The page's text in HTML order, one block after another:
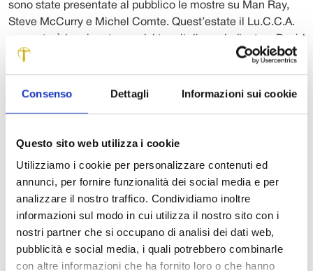
Consenso Dettagli Informazioni sui cookie
Questo sito web utilizza i cookie
Utilizziamo i cookie per personalizzare contenuti ed
annunci, per fornire funzionalità dei social media e per
analizzare il nostro traffico. Condividiamo inoltre
informazioni sul modo in cui utilizza il nostro sito con i
nostri partner che si occupano di analisi dei dati web,
pubblicità e social media, i quali potrebbero combinarle
con altre informazioni che ha fornito loro o che hanno
sono state presentate al pubblico le mostre su Man Ray,
Steve McCurry e Michel Comte. Quest’estate il Lu.C.C.A.
LaChapelle, che sarà l’evento clou della stagione.
racconteranno il percorso antologico della sua produzione
Disaster, Excess, Plastic People, Dream evokes
Surrealism, Art References e Negative Currency.
David LaCapelle è nato a Fairfield l’11 marzo 1963, ed è
attivo nei campi della moda e della fotografia. Noto per il
suo surrealismo, è considerato uno dei fotografi più
intuitivi di tutti i tempi.